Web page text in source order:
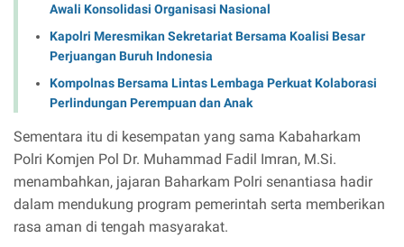
Awali Konsolidasi Organisasi Nasional
Kapolri Meresmikan Sekretariat Bersama Koalisi Besar
Perjuangan Buruh Indonesia
Kompolnas Bersama Lintas Lembaga Perkuat Kolaborasi
Perlindungan Perempuan dan Anak
Sementara itu di kesempatan yang sama Kabaharkam
Polri Komjen Pol Dr. Muhammad Fadil Imran, M.Si.
menambahkan, jajaran Baharkam Polri senantiasa hadir
dalam mendukung program pemerintah serta memberikan
rasa aman di tengah masyarakat.